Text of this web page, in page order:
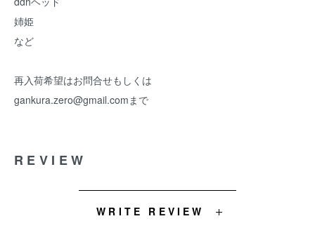
姉姫
など
再入荷希望はお問合せもしくは
gankura.zero@gmail.comまで
REVIEW
WRITE REVIEW